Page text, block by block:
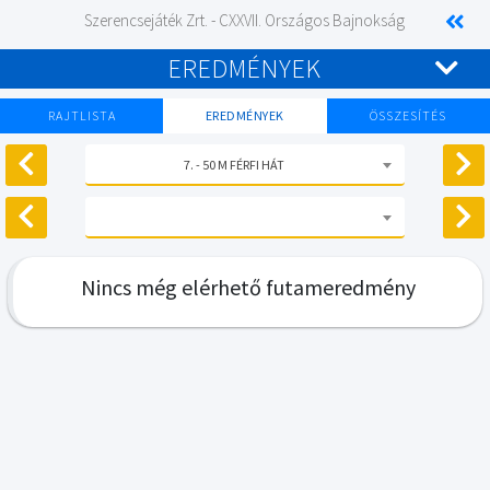
Szerencsejáték Zrt. - CXXVII. Országos Bajnokság
EREDMÉNYEK
RAJTLISTA EREDMÉNYEK ÖSSZESÍTÉS
7. - 50 M FÉRFI HÁT
Nincs még elérhető futameredmény